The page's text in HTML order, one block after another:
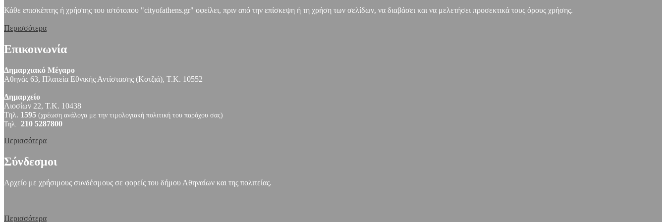
Κάθε επισκέπτης ή χρήστης του ιστότοπου "cityofathens.gr" οφείλει, πριν από την επίσκεψη ή τη χρήση των σελίδων, να διαβάσει και να μελετήσει προσεκτικά τους όρους χρήσης.
Περισσότερα
Επικοινωνία
Δημαρχιακό Μέγαρο
Αθηνάς 63, Πλατεία Εθνικής Αντίστασης (Κοτζιά), Τ.Κ. 10552
Δημαρχείο
Λιοσίων 22, Τ.Κ. 10438
Τηλ. 1595 (χρέωση ανάλογα με την τιμολογιακή πολιτική του παρόχου σας)
Τηλ. 210 5287800
Περισσότερα
Σύνδεσμοι
Αρχείο με χρήσιμους συνδέσμους σε φορείς του δήμου Αθηναίων και της πολιτείας.
Περισσότερα